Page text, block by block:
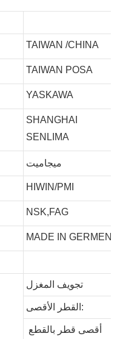
TAIWAN /CHINA
TAIWAN POSA
YASKAWA
SHANGHAI
SENLIMA
ميجاميت
HIWIN/PMI
NSK,FAG
MADE IN GERMEN
تجويف المغزل
القطر الأقصى:
أقصى قطر بالقطع